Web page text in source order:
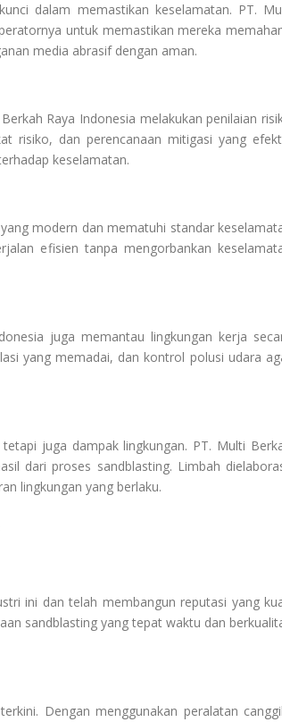
dalam memastikan keselamatan. PT.
untuk memastikan mereka
media abrasif dengan aman.
Raya Indonesia melakukan penilaian
risiko, dan perencanaan mitigasi yang
keselamatan.
modern dan mematuhi standar
efisien tanpa mengorbankan
juga memantau lingkungan kerja
yang memadai, dan kontrol polusi udara
juga dampak lingkungan. PT. Multi
dari proses sandblasting. Limbah
lingkungan yang berlaku.
ini dan telah membangun reputasi yang
sandblasting yang tepat waktu dan
Dengan menggunakan peralatan